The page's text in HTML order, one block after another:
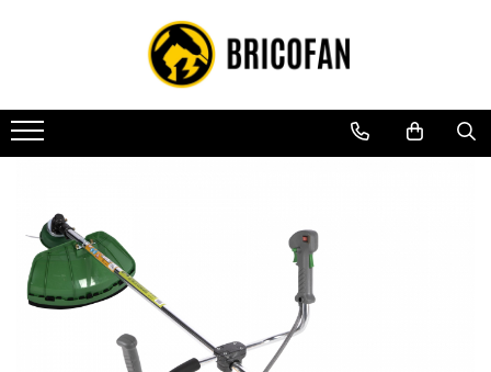
Toate Produsele
Vehicule electrice
Atv
Fără permis
Masini electrice
Motocross
Piese de schimb vehicule electrice
Scutere electrice